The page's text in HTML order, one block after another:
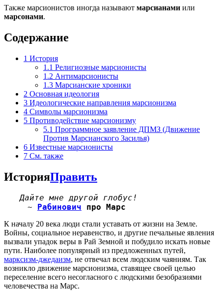
Также марсионистов иногда называют марсианами или
марсонами.
Содержание
1 История
1.1 Религиозные марсионисты
1.2 Антимарсионисты
1.3 Марсианские хроники
2 Основная идеология
3 Идеологические направления марсионизма
4 Символы марсионизма
5 Противодействие марсионизму
5.1 Программное заявление ДПМЗ (Движение
Против Марсианского Засилья)
6 Известные марсионисты
7 См. также
ИсторияПравить
Дайте мне другой глобус!
~
Рабинович про Марс
К началу 20 века люди стали уставать от жизни на Земле.
Войны, социальное неравенство, и другие печальные явления
вызвали упадок веры в Рай Земной и побудило искать новые
пути. Наиболее популярный из предложенных путей,
марксизм-джедаизм, не отвечал всем людским чаяниям. Так
возникло движение марсионизма, ставящее своей целью
переселение всего несогласного с людскими безобразиями
человечества на Марс.